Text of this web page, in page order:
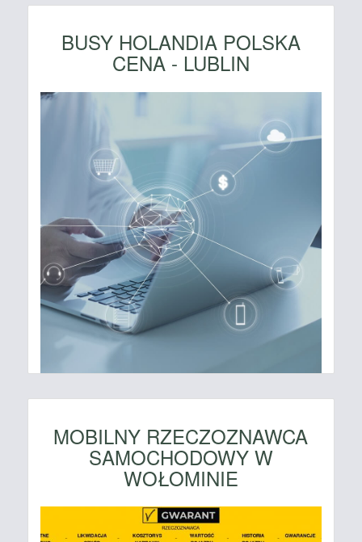
BUSY HOLANDIA POLSKA
CENA - LUBLIN
MOBILNY RZECZOZNAWCA
SAMOCHODOWY W
WOŁOMINIE